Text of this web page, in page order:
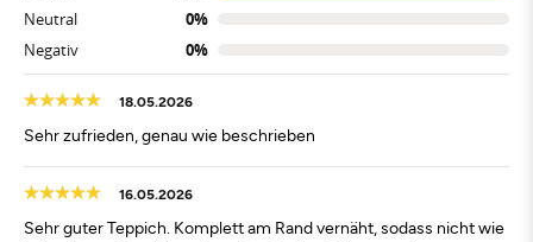
Neutral
0%
Negativ
0%
18.05.2026
Sehr zufrieden, genau wie beschrieben
16.05.2026
Sehr guter Teppich. Komplett am Rand vernäht, sodass nicht wie